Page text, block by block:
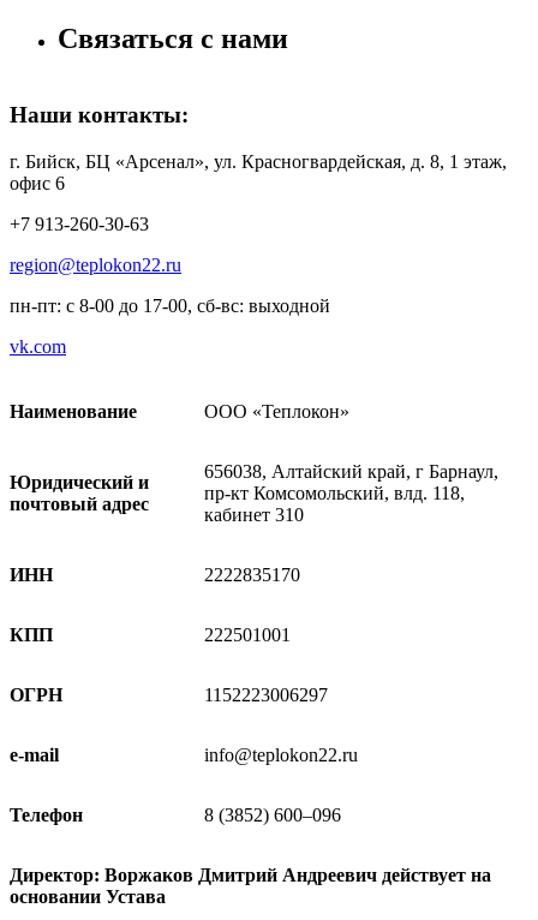
Связаться с нами
Наши контакты:
г. Бийск, БЦ «Арсенал», ул. Красногвардейская, д. 8, 1 этаж,
офис 6
+7 913-260-30-63
region@teplokon22.ru
пн-пт: с 8-00 до 17-00, сб-вс: выходной
vk.com
Наименование ООО «Теплокон»
Юридический и
почтовый адрес
656038, Алтайский край, г Барнаул,
пр-кт Комсомольский, влд. 118,
кабинет 310
ИНН 2222835170
КПП 222501001
ОГРН 1152223006297
e-mail info@teplokon22.ru
Телефон 8 (3852) 600‒096
Директор: Воржаков Дмитрий Андреевич действует на
основании Устава